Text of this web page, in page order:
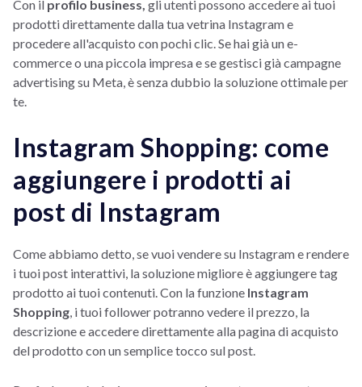
Con il profilo business, gli utenti possono accedere ai tuoi
prodotti direttamente dalla tua vetrina Instagram e
procedere all'acquisto con pochi clic. Se hai già un e-
commerce o una piccola impresa e se gestisci già campagne
advertising su Meta, è senza dubbio la soluzione ottimale per
te.
Instagram Shopping: come
aggiungere i prodotti ai
post di Instagram
Come abbiamo detto, se vuoi vendere su Instagram e rendere
i tuoi post interattivi, la soluzione migliore è aggiungere tag
prodotto ai tuoi contenuti. Con la funzione Instagram
Shopping , i tuoi follower potranno vedere il prezzo, la
descrizione e accedere direttamente alla pagina di acquisto
del prodotto con un semplice tocco sul post.